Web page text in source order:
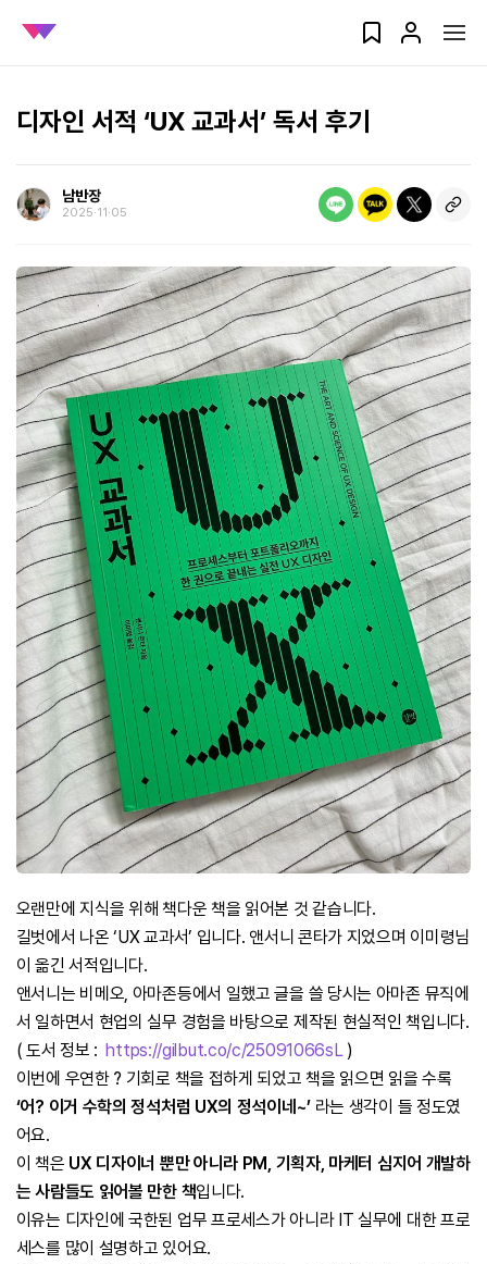
디자인 서적 ‘UX 교과서’ 독서 후기
남반장
2025‧11‧05
오랜만에 지식을 위해 책다운 책을 읽어본 것 같습니다.
길벗에서 나온 ‘UX 교과서’ 입니다. 앤서니 콘타가 지었으며 이미령님
이 옮긴 서적입니다.
앤서니는 비메오, 아마존등에서 일했고 글을 쓸 당시는 아마존 뮤직에
서 일하면서 현업의 실무 경험을 바탕으로 제작된 현실적인 책입니다.
( 도서 정보 : https://gilbut.co/c/25091066sL)
이번에 우연한 ? 기회로 책을 접하게 되었고 책을 읽으면 읽을 수록
‘어? 이거 수학의 정석처럼 UX의 정석이네~’라는 생각이 들 정도였
어요.
이 책은 UX 디자이너 뿐만 아니라 PM, 기획자, 마케터 심지어 개발하
는 사람들도 읽어볼 만한 책입니다.
이유는 디자인에 국한된 업무 프로세스가 아니라 IT 실무에 대한 프로
세스를 많이 설명하고 있어요.